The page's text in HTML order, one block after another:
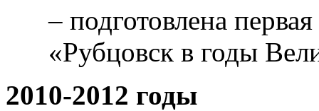
– подготовлена
«Рубцовск в годы
2010-2012 годы